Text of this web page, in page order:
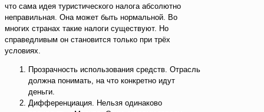
что сама идея туристического налога абсолютно
неправильная. Она может быть нормальной. Во
многих странах такие налоги существуют. Но
справедливым он становится только при трёх
условиях.
Прозрачность использования средств. Отрасль
должна понимать, на что конкретно идут
деньги.
Дифференциация. Нельзя одинаково